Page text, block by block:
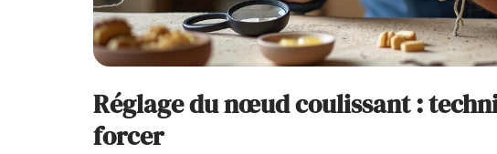
Réglage du nœud coulissant :
forcer